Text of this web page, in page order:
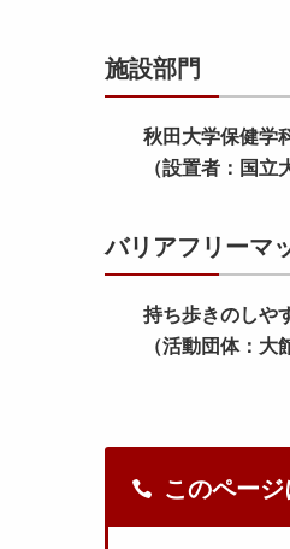
施設部門
秋田大学保健学
（設置者：国立大
バリアフリーマ
持ち歩きのしやす
（活動団体：大
このペー